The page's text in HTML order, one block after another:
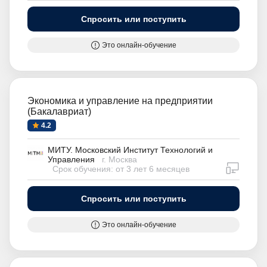
Спросить или поступить
Это онлайн-обучение
Экономика и управление на предприятии
(Бакалавриат)
4.2
МИТУ. Московский Институт Технологий и
Управления
г. Москва
Срок обучения: от 3 лет 6 месяцев
Спросить или поступить
Это онлайн-обучение